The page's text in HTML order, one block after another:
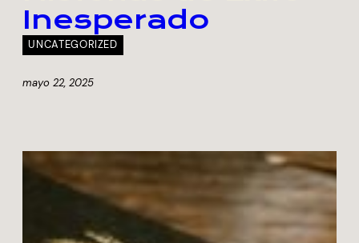
Inesperado
UNCATEGORIZED
mayo 22, 2025